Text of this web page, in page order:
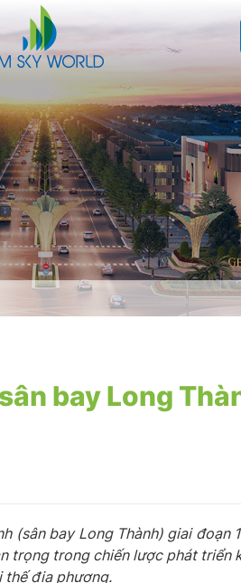
bay Long
(sân bay Long Thành) giai đoạn
trọng trong chiến lược phát triển
thế địa phương.